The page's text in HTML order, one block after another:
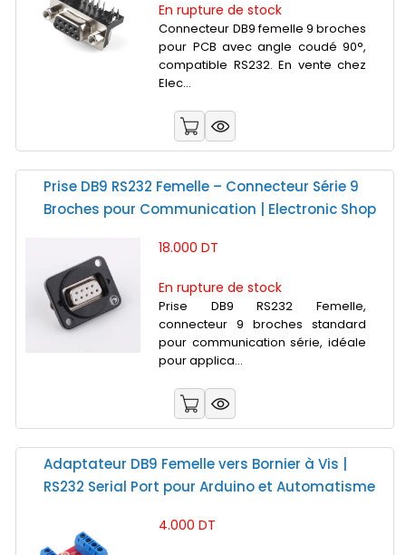
En rupture de stock
Connecteur DB9 femelle 9 broches
pour PCB avec angle coudé 90°,
compatible RS232. En vente chez
Elec...
Prise DB9 RS232 Femelle – Connecteur Série 9
Broches pour Communication | Electronic Shop
18.000 DT
En rupture de stock
Prise DB9 RS232 Femelle,
connecteur 9 broches standard
pour communication série, idéale
pour applica...
Adaptateur DB9 Femelle vers Bornier à Vis |
RS232 Serial Port pour Arduino et Automatisme
4.000 DT